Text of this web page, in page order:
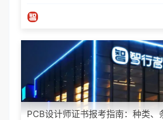
PCB设计师证书报考指南：种类、